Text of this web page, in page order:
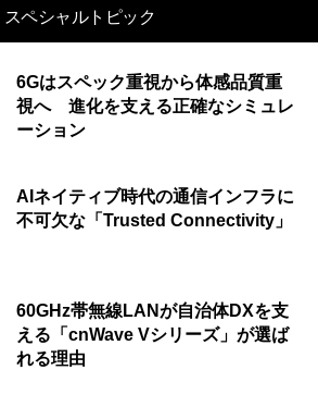
スペシャルトピック
6Gはスペック重視から体感品質重
視へ 進化を支える正確なシミュレ
ーション
AIネイティブ時代の通信インフラに
不可欠な「Trusted Connectivity」
60GHz帯無線LANが自治体DXを支
える「cnWave Vシリーズ」が選ば
れる理由